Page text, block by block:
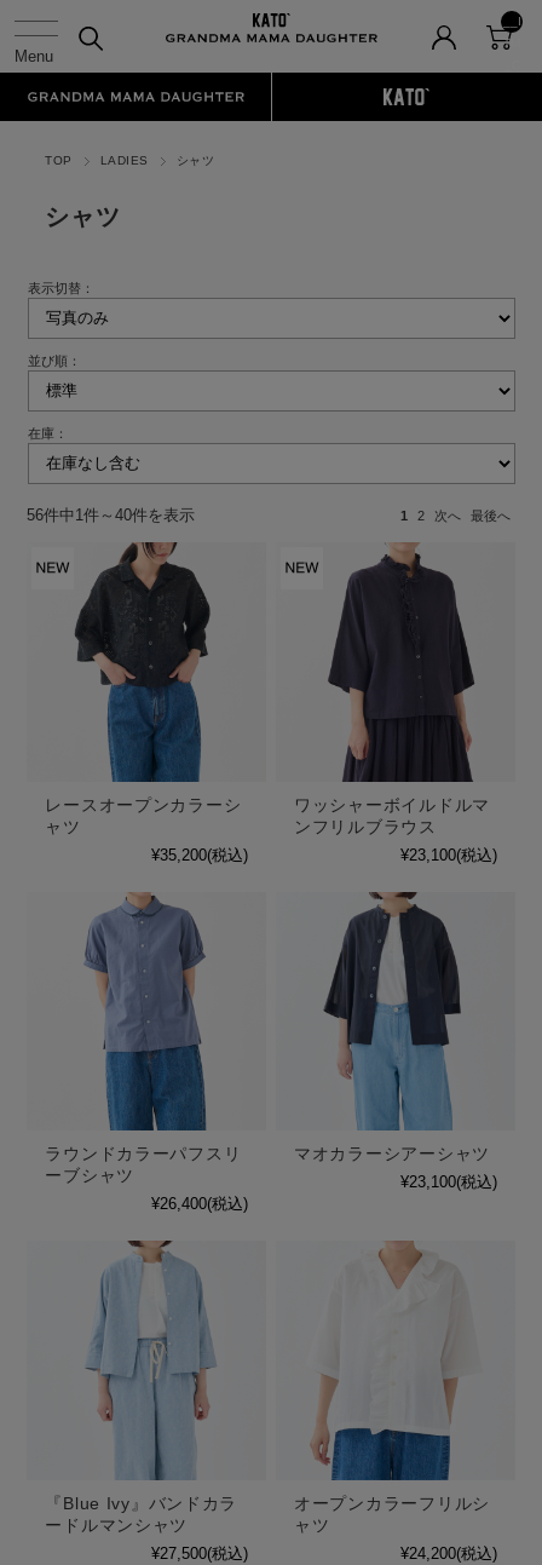
__I
TM
TOP LADIES シャツ
シャツ
表示切替：
並び順：
在庫：
56件中1件～40件を表示 1 2 次へ 最後へ
レースオープンカラーシ
ャツ
¥35,200(税込)
ワッシャーボイルドルマ
ンフリルブラウス
¥23,100(税込)
ラウンドカラーパフスリ
ーブシャツ
¥26,400(税込)
マオカラーシアーシャツ
¥23,100(税込)
『Blue Ivy』バンドカラ
ードルマンシャツ
¥27,500(税込)
オープンカラーフリルシ
ャツ
¥24,200(税込)